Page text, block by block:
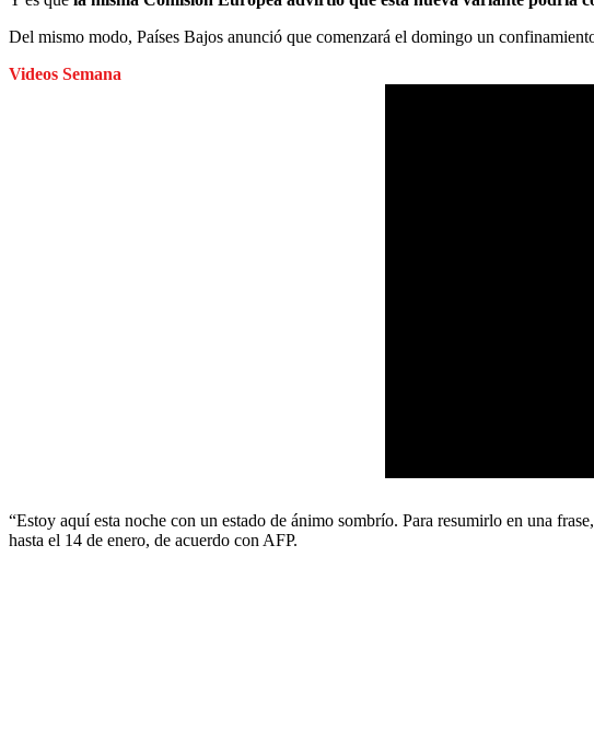
Del mismo modo, Países Bajos anunció que comenzará el domingo un
Videos Semana
“Estoy aquí esta noche con un estado de ánimo sombrío. Para resumirlo en una
hasta el 14 de enero, de acuerdo con AFP.